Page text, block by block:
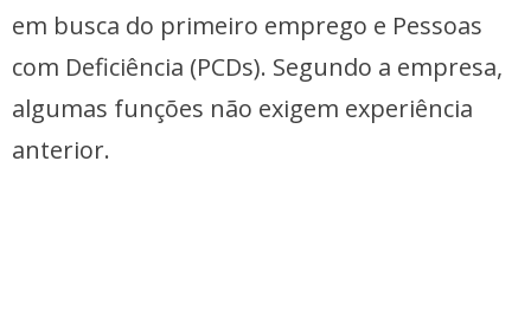
em busca do primeiro emprego e Pessoas
com Deficiência (PCDs). Segundo a empresa,
algumas funções não exigem experiência
anterior.